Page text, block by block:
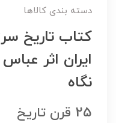
دسته بندی کالاها
کتاب تاریخ
ایران اثر
نگاه
25 قرن تاریخ